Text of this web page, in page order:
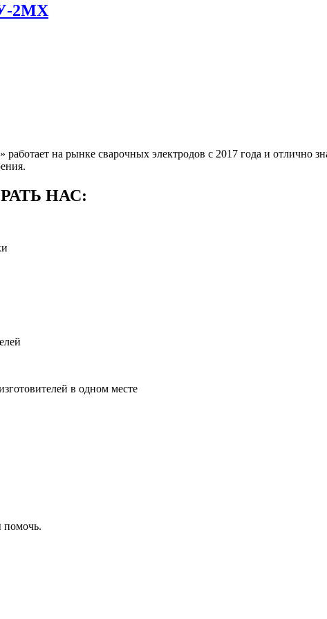
2МХ
на рынке сварочных электродов с 2017 года и отлично
НАС:
в одном месте
помочь.